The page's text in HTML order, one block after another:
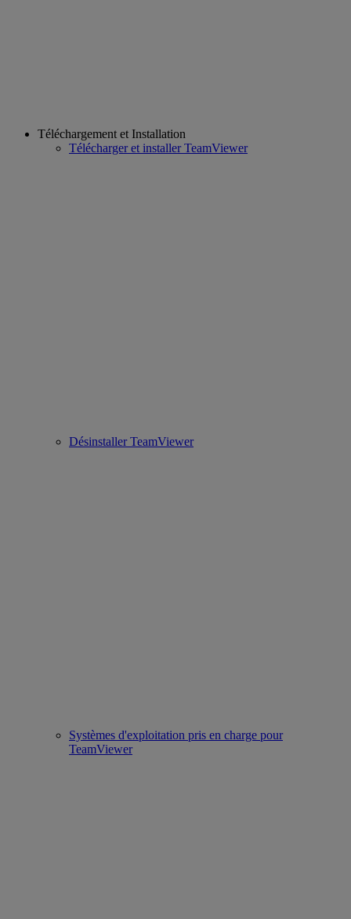
Téléchargement et Installation
Télécharger et installer TeamViewer
Désinstaller TeamViewer
Systèmes d'exploitation pris en charge pour
TeamViewer